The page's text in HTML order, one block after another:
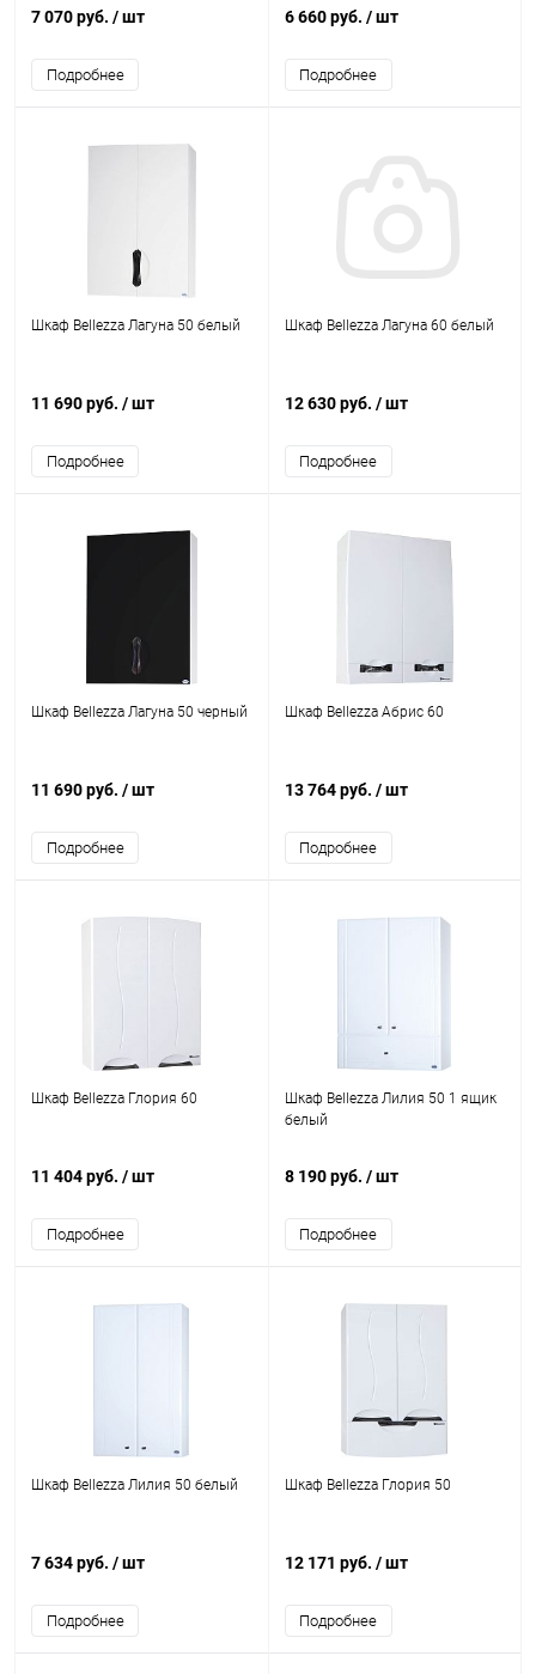
7 070 руб. / шт
Подробнее
6 660 руб. / шт
Подробнее
Шкаф Bellezza Лагуна 50 белый
11 690 руб. / шт
Подробнее
Шкаф Bellezza Лагуна 60 белый
12 630 руб. / шт
Подробнее
Шкаф Bellezza Лагуна 50 черный
11 690 руб. / шт
Подробнее
Шкаф Bellezza Абрис 60
13 764 руб. / шт
Подробнее
Шкаф Bellezza Глория 60
11 404 руб. / шт
Подробнее
Шкаф Bellezza Лилия 50 1 ящик
белый
8 190 руб. / шт
Подробнее
Шкаф Bellezza Лилия 50 белый
7 634 руб. / шт
Подробнее
Шкаф Bellezza Глория 50
12 171 руб. / шт
Подробнее